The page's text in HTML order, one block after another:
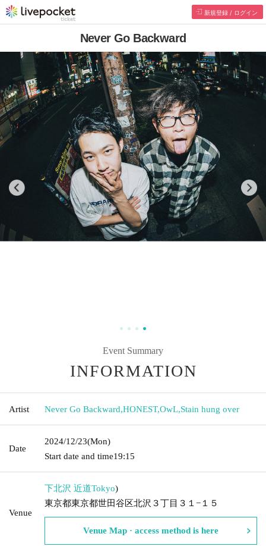
新規登録 / ログイン
Never Go Backward
Event Summary
INFORMATION
Artist Never Go Backward,HONEST,OwL,Stain hung over
Date
2024/12/23(Mon)
Start date and time19:15
Venue
下北沢 近道Tokyo)
東京都東京都世田谷区北沢３丁目３１−１５
Venue Map · access method is here